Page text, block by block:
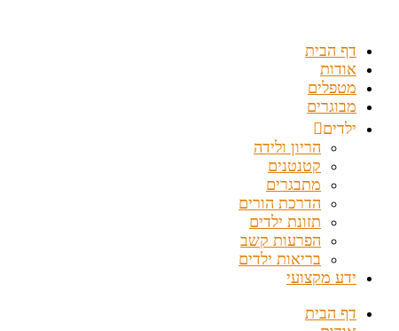
דף הבית
אודות
מטפלים
מבוגרים
ילדים
הריון ולידה
קטנטנים
מתבגרים
הדרכת הורים
תזונת ילדים
הפרעות קשב
בריאות ילדים
ידע מקצועי
דף הבית